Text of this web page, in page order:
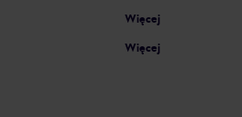
Więcej
Więcej